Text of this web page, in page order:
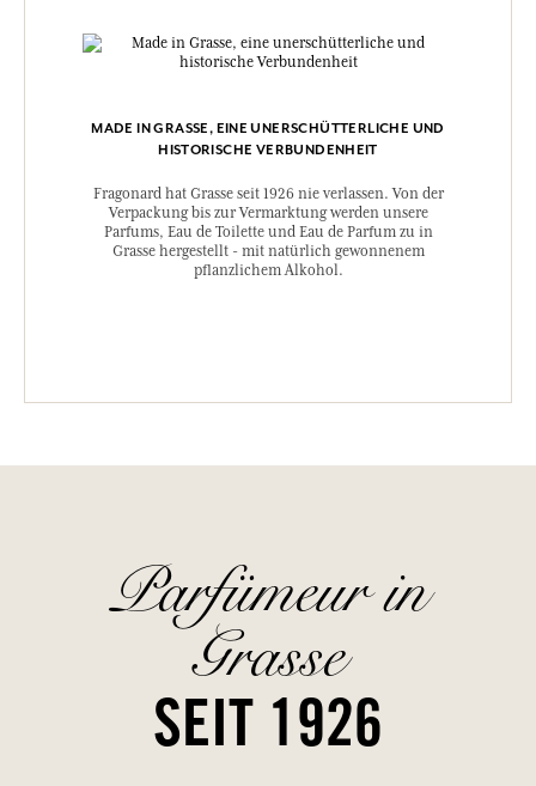
MADE IN GRASSE, EINE UNERSCHÜTTERLICHE UND
HISTORISCHE VERBUNDENHEIT
Fragonard hat Grasse seit 1926 nie verlassen. Von der
Verpackung bis zur Vermarktung werden unsere
Parfums, Eau de Toilette und Eau de Parfum zu in
Grasse hergestellt - mit natürlich gewonnenem
pflanzlichem Alkohol.
Parfümeur in
Grasse
SEIT 1926